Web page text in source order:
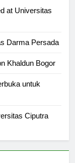
at Universitas
untuk
Ciputra